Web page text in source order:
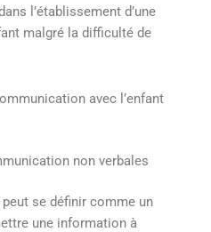
l’établissement d’une
malgré la difficulté de
avec l’enfant
non verbales
se définir comme un
une information à